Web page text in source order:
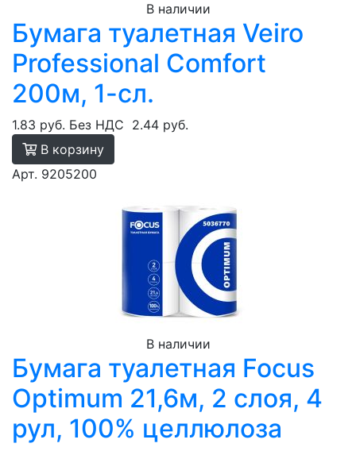
В наличии
Бумага туалетная Veiro
Professional Comfort
200м, 1-сл.
1.83 руб. Без НДС 2.44 руб.
В корзину
Арт. 9205200
В наличии
Бумага туалетная Focus
Optimum 21,6м, 2 слоя, 4
рул, 100% целлюлоза